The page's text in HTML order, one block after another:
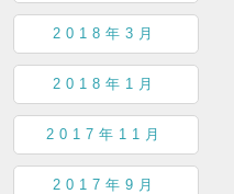
2018年3月
2018年1月
2017年11月
2017年9月